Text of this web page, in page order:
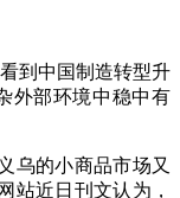
到中国制造转型升
外部环境中稳中有
的小商品市场又
站近日刊文认为，